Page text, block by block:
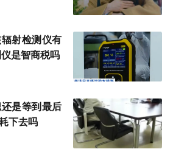
射检测仪有
是智商税吗
是等到最后
下去吗